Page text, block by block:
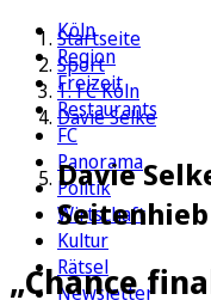
Köln
Region
Freizeit
Restaurants
FC
Panorama
Politik
Wirtschaft
Kultur
Rätsel
Newsletter
Startseite
Sport
1. FC Köln
Davie Selke
Davie
„Chance